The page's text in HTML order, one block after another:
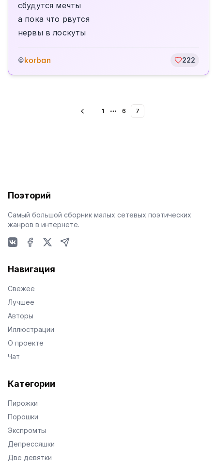
сбудутся мечты
а пока что рвутся
нервы в лоскуты
©korbαn 222
1 More pages
6 7
Поэторий
Самый большой сборник малых сетевых поэтических
жанров в интернете.
Навигация
Свежее
Лучшее
Авторы
Иллюстрации
О проекте
Чат
Категории
Пирожки
Порошки
Экспромты
Депрессяшки
Две девятки